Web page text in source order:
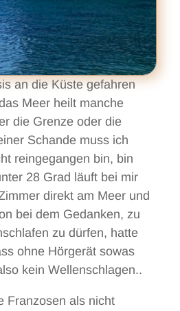
an die Küste gefahren
Meer heilt manche
die Grenze oder die
Schande muss ich
reingegangen bin, bin
28 Grad läuft bei mir
direkt am Meer und
bei dem Gedanken, zu
zu dürfen, hatte
ohne Hörgerät sowas
kein Wellenschlagen..
Franzosen als nicht